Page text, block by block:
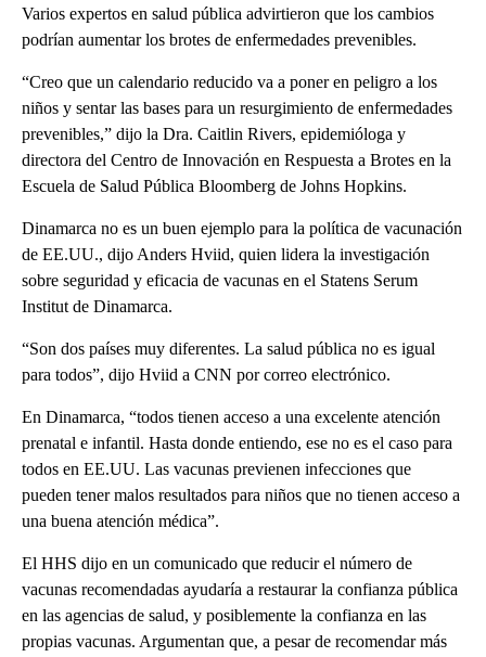
Varios expertos en salud pública advirtieron que los cambios
podrían aumentar los brotes de enfermedades prevenibles.
“Creo que un calendario reducido va a poner en peligro a los
niños y sentar las bases para un resurgimiento de enfermedades
prevenibles,” dijo la Dra. Caitlin Rivers, epidemióloga y
directora del Centro de Innovación en Respuesta a Brotes en la
Escuela de Salud Pública Bloomberg de Johns Hopkins.
Dinamarca no es un buen ejemplo para la política de vacunación
de EE.UU., dijo Anders Hviid, quien lidera la investigación
sobre seguridad y eficacia de vacunas en el Statens Serum
Institut de Dinamarca.
“Son dos países muy diferentes. La salud pública no es igual
para todos”, dijo Hviid a CNN por correo electrónico.
En Dinamarca, “todos tienen acceso a una excelente atención
prenatal e infantil. Hasta donde entiendo, ese no es el caso para
todos en EE.UU. Las vacunas previenen infecciones que
pueden tener malos resultados para niños que no tienen acceso a
una buena atención médica”.
El HHS dijo en un comunicado que reducir el número de
vacunas recomendadas ayudaría a restaurar la confianza pública
en las agencias de salud, y posiblemente la confianza en las
propias vacunas. Argumentan que, a pesar de recomendar más